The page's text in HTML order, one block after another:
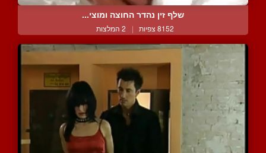
שלף זין נהדר החוצה ומוצי...
8152 צפיות | 2 המלצות